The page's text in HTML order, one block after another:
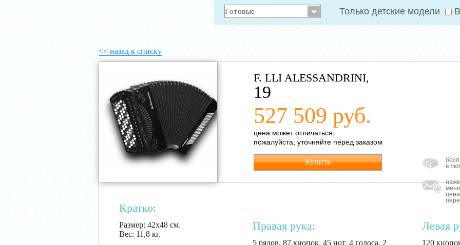
Только детские модели
<< назад к списку
F. LLI ALESSANDRINI,
19
527 509 руб.
цена может отличаться,
пожалуйста, уточняйте перед заказом
Купить
в
Кратко:
Размер: 42х48 см.
Вес: 11,8 кг.
Правая рука:
5 рядов, 87 кнопок, 45 нот, 4 голоса, 2
Левая
120